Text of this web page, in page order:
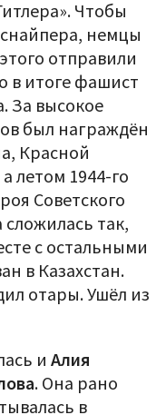
Чтобы
немцы
отправили
в итоге фашист
За высокое
был награждён
Красной
летом 1944-го
Советского
так,
с остальными
в Казахстан.
отары. Ушёл из
и Алия
. Она рано
в